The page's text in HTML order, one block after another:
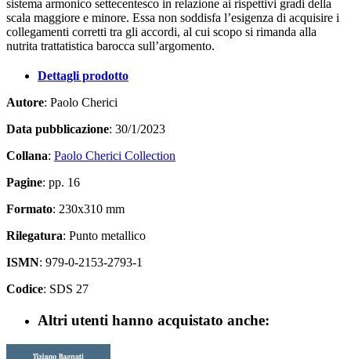
sistema armonico settecentesco in relazione ai rispettivi gradi della
scala maggiore e minore. Essa non soddisfa l’esigenza di acquisire i
collegamenti corretti tra gli accordi, al cui scopo si rimanda alla
nutrita trattatistica barocca sull’argomento.
Dettagli prodotto
Autore: Paolo Cherici
Data pubblicazione: 30/1/2023
Collana: Paolo Cherici Collection
Pagine: pp. 16
Formato: 230x310 mm
Rilegatura: Punto metallico
ISMN: 979-0-2153-2793-1
Codice: SDS 27
Altri utenti hanno acquistato anche: